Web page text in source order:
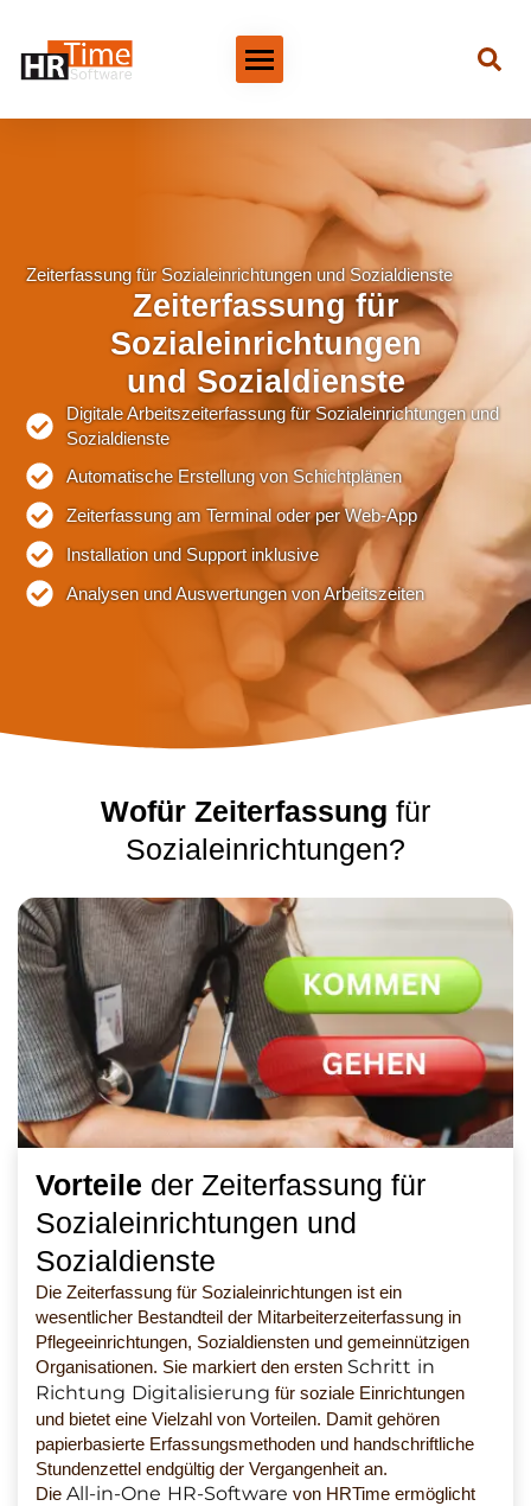
Zeiterfassung für Sozialeinrichtungen und Sozialdienste
Zeiterfassung für
Sozialeinrichtungen
und Sozialdienste
Digitale Arbeitszeiterfassung für Sozialeinrichtungen und
Sozialdienste
Automatische Erstellung von Schichtplänen
Zeiterfassung am Terminal oder per Web-App
Installation und Support inklusive
Analysen und Auswertungen von Arbeitszeiten
Wofür Zeiterfassung für
Sozialeinrichtungen?
Vorteile der Zeiterfassung für
Sozialeinrichtungen und
Sozialdienste
Die Zeiterfassung für Sozialeinrichtungen ist ein
wesentlicher Bestandteil der Mitarbeiterzeiterfassung in
Pflegeeinrichtungen, Sozialdiensten und gemeinnützigen
Organisationen. Sie markiert den ersten Schritt in
Richtung Digitalisierung für soziale Einrichtungen
und bietet eine Vielzahl von Vorteilen. Damit gehören
papierbasierte Erfassungsmethoden und handschriftliche
Stundenzettel endgültig der Vergangenheit an.
Die All-in-One HR-Software von HRTime ermöglicht